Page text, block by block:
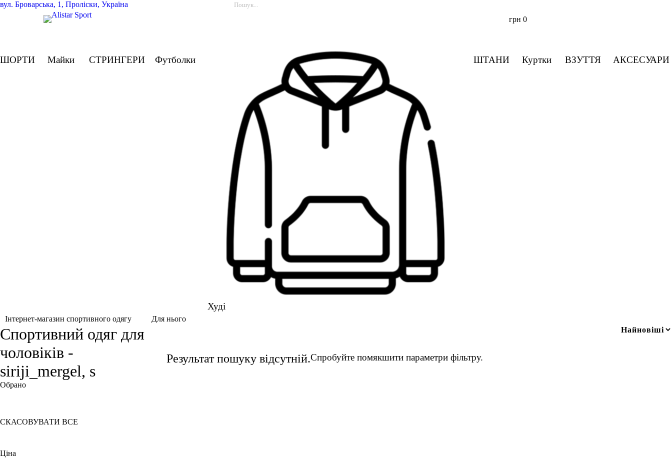
вул. Броварська, 1, Проліски, Україна
грн 0
ШОРТИ Майки СТРИНГЕРИ Футболки
Худі
ШТАНИ Куртки ВЗУТТЯ АКСЕСУАРИ
Інтернет-магазин спортивного одягу Для нього
Спортивний одяг для
чоловіків -
siriji_mergel, s
Обрано
СКАСОВУВАТИ ВСЕ
Ціна
Результат пошуку відсутній.Спробуйте помякшити параметри фільтру.